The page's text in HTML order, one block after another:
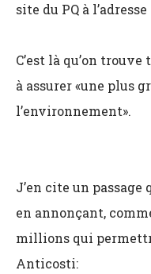
site du PQ à
C’est là qu’on
à assurer «une plus
l’environnement».
J’en cite un passage
en annonçant,
millions qui
Anticosti: